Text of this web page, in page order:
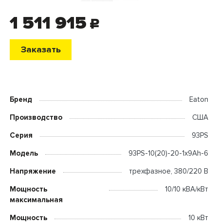
1 511 915 c
Заказать
Бренд Eaton
Производство США
Серия 93PS
Модель 93PS-10(20)-20-1x9Ah-6
Напряжение трехфазное, 380/220 В
Мощность
максимальная
10/10 кВА/кВт
Мощность 10 кВт